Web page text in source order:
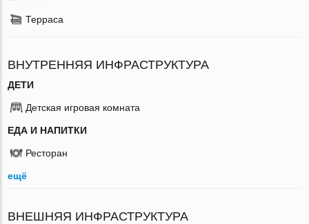
Терраса
ВНУТРЕННЯЯ ИНФРАСТРУКТУРА
ДЕТИ
Детская игровая комната
ЕДА И НАПИТКИ
Ресторан
ещё
ВНЕШНЯЯ ИНФРАСТРУКТУРА